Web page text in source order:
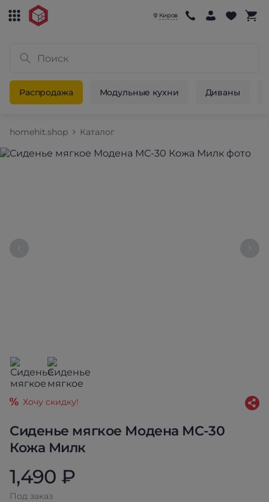
Киров
Распродажа Модульные кухни Диваны
homehit.shop Каталог
Сиденье мягкое Модена МС-30
Кожа Милк
Хочу скидку!
1,490 ₽
Под заказ